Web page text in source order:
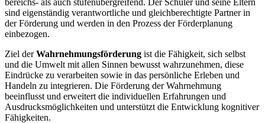
sind eigenständig verantwortliche und gleichberechtigte Partner in
der Förderung und werden in den Prozess der Förderplanung
einbezogen.
Ziel derWahrnehmungsförderung ist die Fähigkeit, sich selbst
und die Umwelt mit allen Sinnen bewusst wahrzunehmen, diese
Eindrücke zu verarbeiten sowie in das persönliche Erleben und
Handeln zu integrieren. Die Förderung der Wahrnehmung
beeinflusst und erweitert die individuellen Erfahrungen und
Ausdrucksmöglichkeiten und unterstützt die Entwicklung kognitiver
Fähigkeiten.